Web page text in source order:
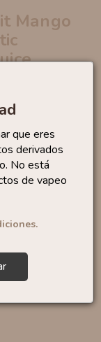
que eres
derivados
No está
de vapeo
Mango
explosión de
con un
dulce
piñacon un